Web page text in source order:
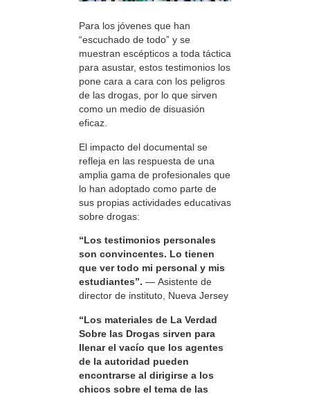
Para los jóvenes que han
“escuchado de todo” y se
muestran escépticos a toda táctica
para asustar, estos testimonios los
pone cara a cara con los peligros
de las drogas, por lo que sirven
como un medio de disuasión
eficaz.
El impacto del documental se
refleja en las respuesta de una
amplia gama de profesionales que
lo han adoptado como parte de
sus propias actividades educativas
sobre drogas:
“Los testimonios personales
son convincentes. Lo tienen
que ver todo mi personal y mis
estudiantes”. — Asistente de
director de instituto, Nueva Jersey
“Los materiales de La Verdad
Sobre las Drogas sirven para
llenar el vacío que los agentes
de la autoridad pueden
encontrarse al dirigirse a los
chicos sobre el tema de las